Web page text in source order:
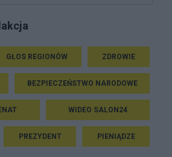
GŁOS REGIONÓW ZDROWIE
BEZPIECZEŃSTWO NARODOWE
WIDEO SALON24
PREZYDENT PIENIĄDZE